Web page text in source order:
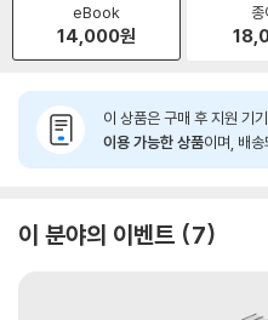
eBook
14,000원
종
이 상품은 구매 후 지원 기
이용 가능한 상품이며, 배송
이 분야의 이벤트 7